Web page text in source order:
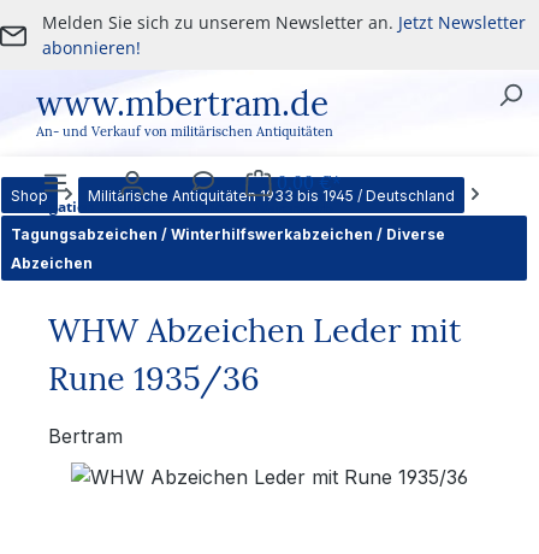
Zum Hauptinhalt springen
Melden Sie sich zu unserem Newsletter an. Jetzt Newsletter
abonnieren!
www.mbertram.de
An- und Verkauf von militärischen Antiquitäten
Navigation Benutzer Service
0,00 €*
Warenkorb
Shop Militärische Antiquitäten 1933 bis 1945 / Deutschland
Tagungsabzeichen / Winterhilfswerkabzeichen / Diverse
Abzeichen
WHW Abzeichen Leder mit
Rune 1935/36
Bertram
Bildergalerie überspringen